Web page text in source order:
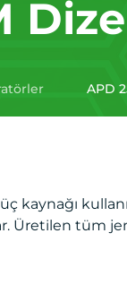
APD
kaynağı
Üretilen tüm